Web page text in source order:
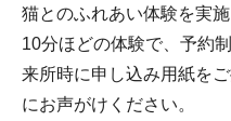
猫とのふれあい体験を実施
10分ほどの体験で、予約
来所時に申し込み用紙を
にお声がけください。